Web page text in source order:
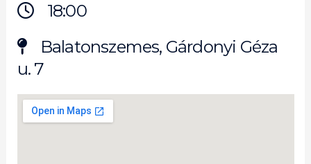
18:00
Balatonszemes, Gárdonyi Géza
u. 7